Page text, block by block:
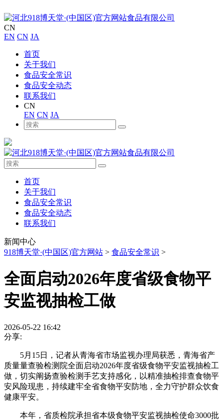
CN
EN CN JA
首页
关于我们
食品安全常识
食品安全动态
联系我们
CN
EN CN JA
首页
关于我们
食品安全常识
食品安全动态
联系我们
新闻中心
918博天堂·(中国区)官方网站 > 食品安全常识 >
全面启动2026年度省级食物平
安监视抽检工做
2026-05-22 16:42
分享:
5月15日，记者从青海省市场监视办理局获悉，青海省产
质量量查验检测院全面启动2026年度省级食物平安监视抽检工
做，切实阐扬查验检测手艺支持感化，以精准抽检排查食物平
安风险现患，持续建牢全省食物平安防地，全力守护群众饮食
健康平安。
本年，省质检院承担省本级食物平安监视抽检使命3000批